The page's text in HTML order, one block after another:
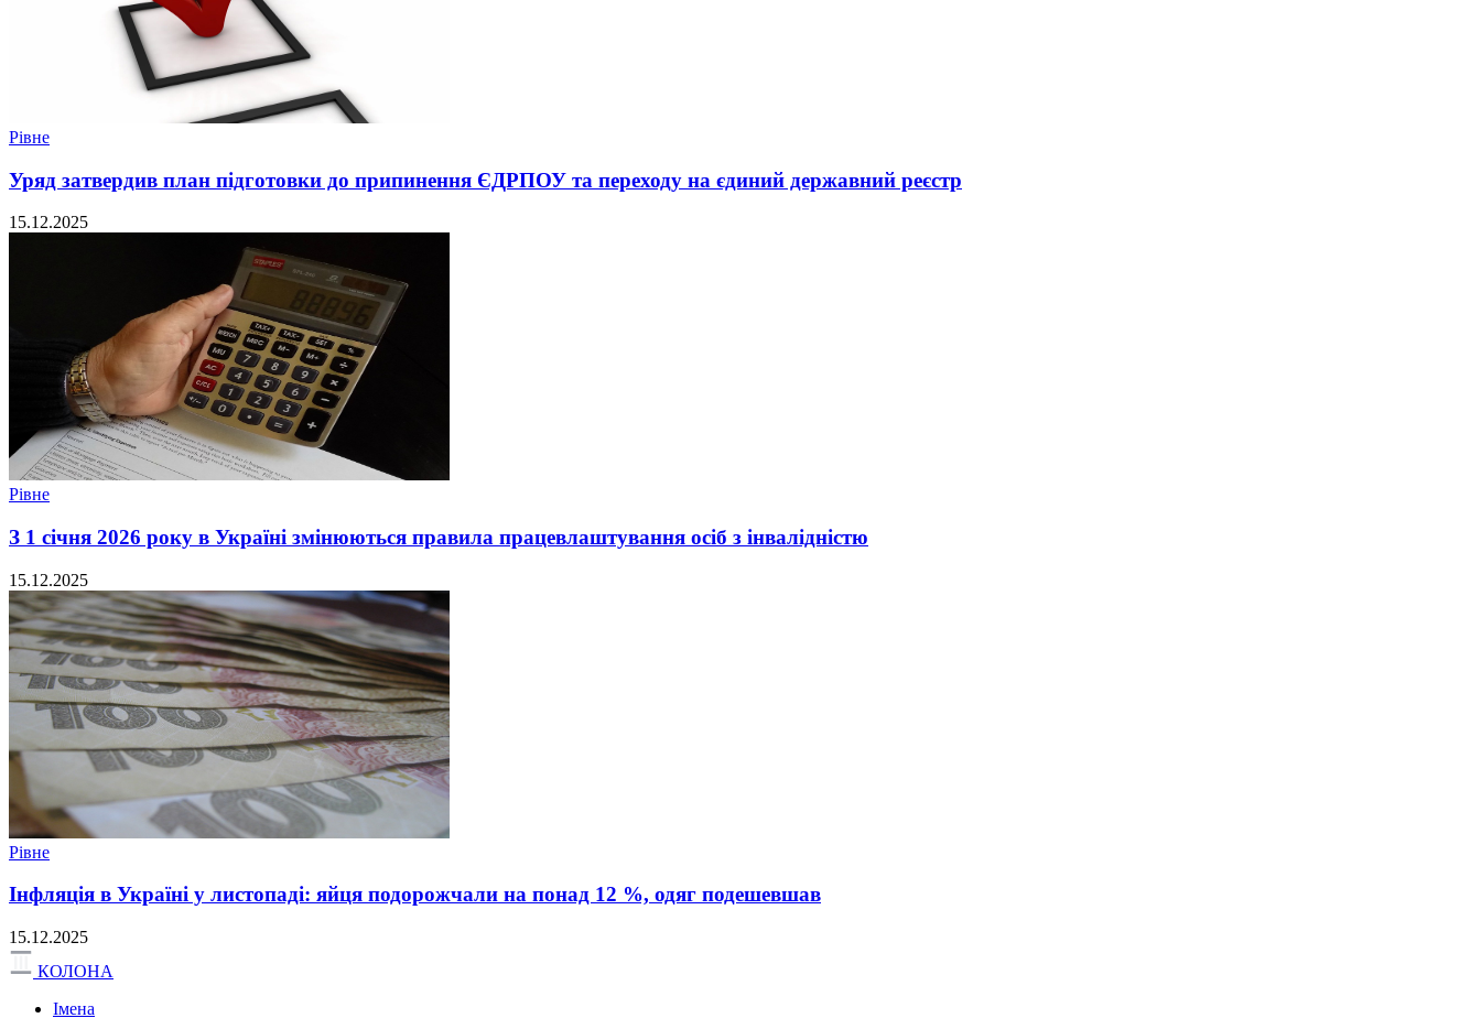
Рівне
Уряд затвердив план підготовки до припинення ЄДРПОУ та переходу на єдиний державний реєстр
15.12.2025
Рівне
З 1 січня 2026 року в Україні змінюються правила працевлаштування осіб з інвалідністю
15.12.2025
Рівне
Інфляція в Україні у листопаді: яйця подорожчали на понад 12 %, одяг подешевшав
15.12.2025
КОЛОНА
Імена